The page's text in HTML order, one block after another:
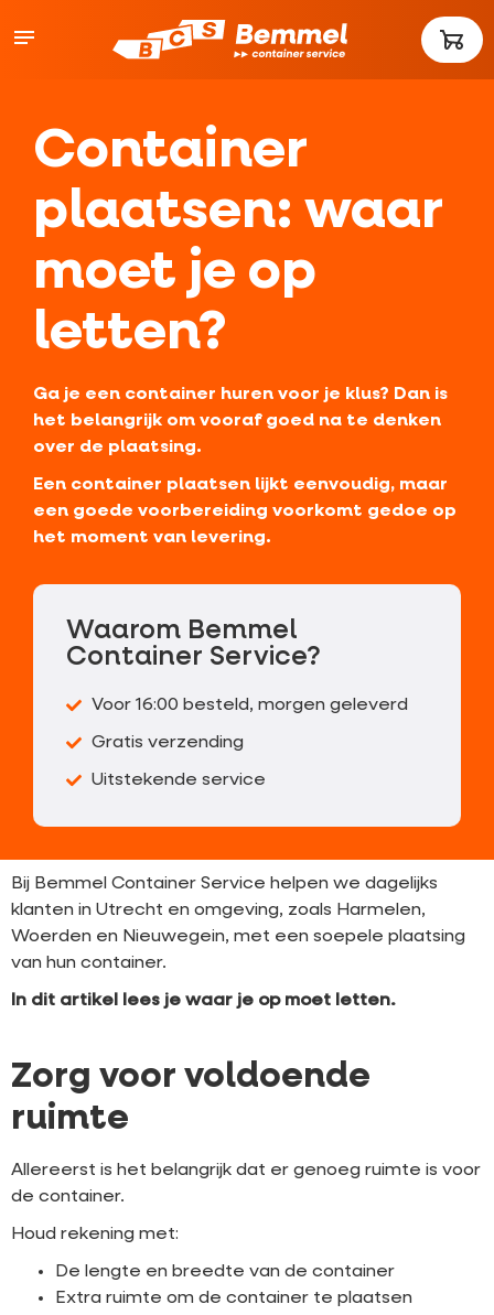
Container
plaatsen: waar
moet je op
letten?
Ga je een container huren voor je klus? Dan is
het belangrijk om vooraf goed na te denken
over de plaatsing.
Een container plaatsen lijkt eenvoudig, maar
een goede voorbereiding voorkomt gedoe op
het moment van levering.
Waarom Bemmel
Container Service?
Voor 16:00 besteld, morgen geleverd
Gratis verzending
Uitstekende service
Bij Bemmel Container Service helpen we dagelijks
klanten in Utrecht en omgeving, zoals Harmelen,
Woerden en Nieuwegein, met een soepele plaatsing
van hun container.
In dit artikel lees je waar je op moet letten.
Zorg voor voldoende
ruimte
Allereerst is het belangrijk dat er genoeg ruimte is voor
de container.
Houd rekening met:
De lengte en breedte van de container
Extra ruimte om de container te plaatsen